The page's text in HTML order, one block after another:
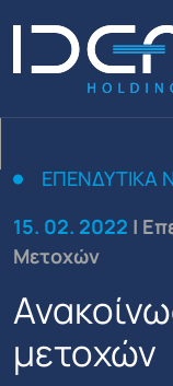
ΕΠΕΝΔΥΤΙΚΆ
15. 02. 2022 |
Μετοχών
μετοχών